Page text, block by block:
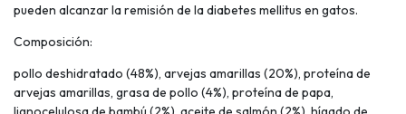
pueden alcanzar la remisión de la diabetes mellitus en gatos.
Composición:
pollo deshidratado (48%), arvejas amarillas (20%), proteína de
arvejas amarillas, grasa de pollo (4%), proteína de papa,